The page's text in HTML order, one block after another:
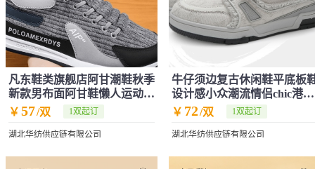
凡东鞋类旗舰店阿甘潮鞋秋季
新款男布面阿甘鞋懒人运动休
闲板鞋潮
￥ 57/双 1双起订
湖北华纺供应链有限公司
牛仔须边复古休闲鞋平底板
设计感小众潮流情侣chic港风
运动鞋女
￥ 72/双 1双起订
湖北华纺供应链有限公司